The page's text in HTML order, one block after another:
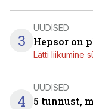
3
UUDISED
Hepsor on
Lätti liikumine
4
UUDISED
5 tunnust,